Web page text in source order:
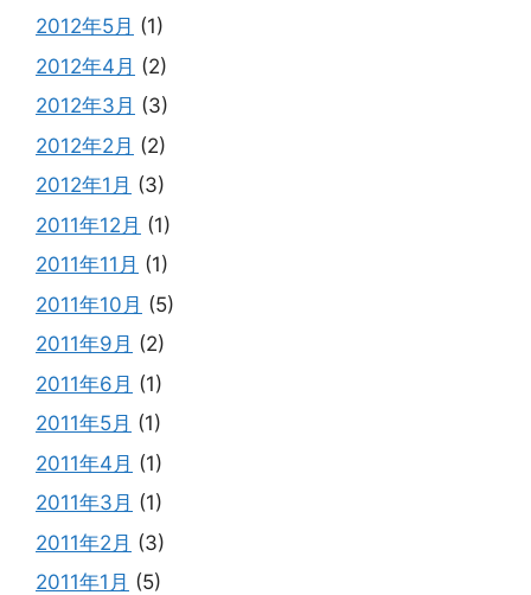
2012年5月 (1)
2012年4月 (2)
2012年3月 (3)
2012年2月 (2)
2012年1月 (3)
2011年12月 (1)
2011年11月 (1)
2011年10月 (5)
2011年9月 (2)
2011年6月 (1)
2011年5月 (1)
2011年4月 (1)
2011年3月 (1)
2011年2月 (3)
2011年1月 (5)